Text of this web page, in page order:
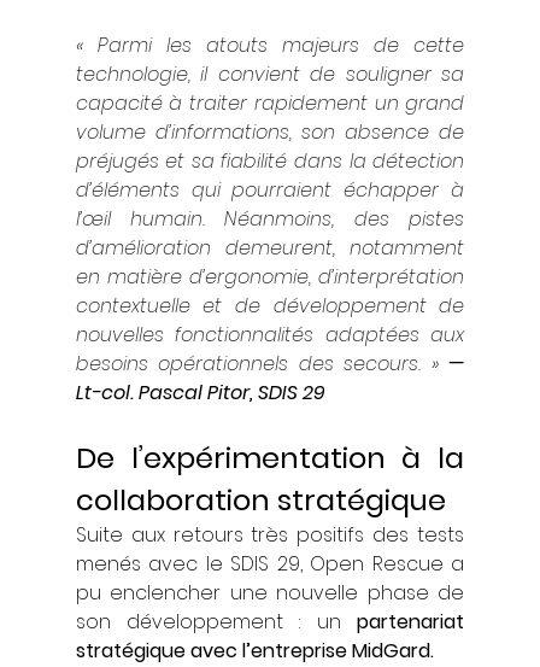
« Parmi les atouts majeurs de cette
technologie, il convient de souligner sa
capacité à traiter rapidement un grand
volume d’informations, son absence de
préjugés et sa fiabilité dans la détection
d’éléments qui pourraient échapper à
l’œil humain. Néanmoins, des pistes
d’amélioration demeurent, notamment
en matière d’ergonomie, d’interprétation
contextuelle et de développement de
nouvelles fonctionnalités adaptées aux
besoins opérationnels des secours. » —
Lt-col. Pascal Pitor, SDIS 29
De l’expérimentation à la
collaboration stratégique
Suite aux retours très positifs des tests
menés avec le SDIS 29, Open Rescue a
pu enclencher une nouvelle phase de
son développement : un partenariat
stratégique avec l’entreprise MidGard.